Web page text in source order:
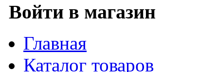
Войти в магазин
Главная
Каталог товаров